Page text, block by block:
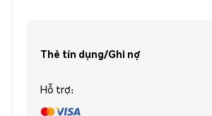
Thẻ tín dụng/Ghi nợ
Hỗ trợ: